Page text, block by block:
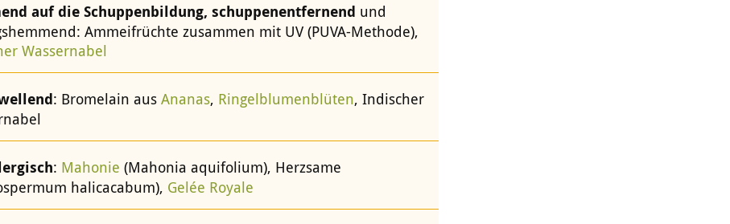
auf die Schuppenbildung, schuppenentfernend und
Ammeifrüchte zusammen mit UV (PUVA-Methode),
Wassernabel
: Bromelain aus Ananas, Ringelblumenblüten, Indischer
: Mahonie (Mahonia aquifolium), Herzsame
halicacabum), Gelée Royale